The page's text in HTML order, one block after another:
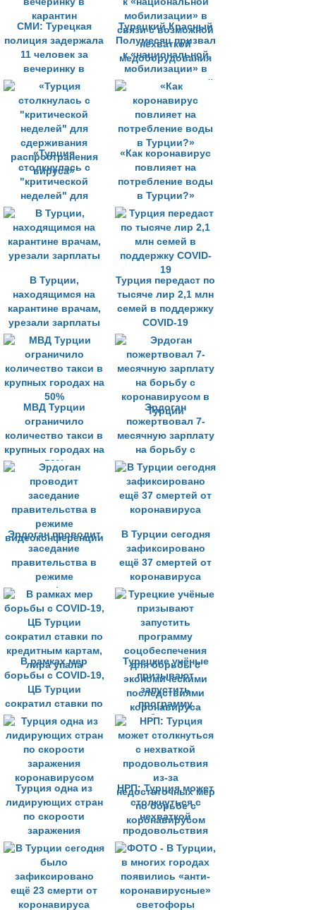
СМИ: Турецкая
полиция задержала
11 человек за
вечеринку в
карантин
Турецкий Красный
Полумесяц призвал
к «национальной
мобилизации» в
связи с возможной
нехваткой
медоборудования
«Турция
столкнулась с
"критической
неделей" для
сдерживания
распространения
вируса»
«Как коронавирус
повлияет на
потребление воды
в Турции?»
В Турции,
находящимся на
карантине врачам,
урезали зарплаты
Турция передаст по
тысяче лир 2,1 млн
семей в поддержку
COVID-19
МВД Турции
ограничило
количество такси в
крупных городах на
50%
Эрдоган
пожертвовал 7-
месячную зарплату
на борьбу с
коронавирусом в
Турции
Эрдоган проводит
заседание
правительства в
режиме
видеоконференции
В Турции сегодня
зафиксировано
ещё 37 смертей от
коронавируса
В рамках мер
борьбы с COVID-19,
ЦБ Турции
сократил ставки по
кредитным картам,
лира упала
Турецкие учёные
призывают
запустить
программу
соцобеспечения
для борьбы с
экономическими
последствиями
коронавируса
Турция одна из
лидирующих стран
по скорости
заражения
коронавирусом
НРП: Турция может
столкнуться с
нехваткой
продовольствия
из-за
недостаточных мер
по борьбе с
коронавирусом